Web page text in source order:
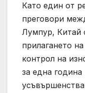
Като един от
преговори
Лумпур, Китай
прилагането
контрол на
за една